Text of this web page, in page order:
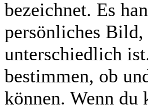
bezeichnet. Es
persönliches
unterschiedlich
bestimmen, ob
können. Wenn du